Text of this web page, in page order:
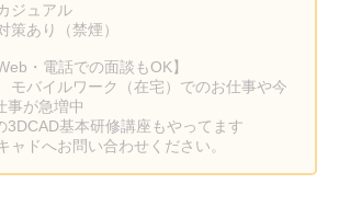
ジュアル
策あり（禁煙）
・電話での面談もOK】
モバイルワーク（在宅）でのお仕事や今
事が急増中
3DCAD基本研修講座もやってます
ャドへお問い合わせください。